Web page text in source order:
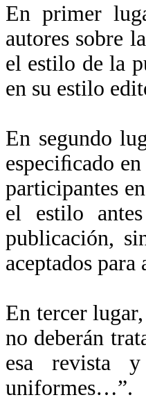
En primer
autores sobre
el estilo de la
en su estilo
En segundo
especiﬁcado
participantes
el estilo
publicación,
aceptados
En tercer
no deberán
esa revista
uniformes…”.